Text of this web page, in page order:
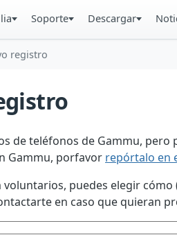
Soporte Descargar
registro
de teléfonos de Gammu,
Gammu, porfavor repórtalo en
puedes elegir
en caso que quieran